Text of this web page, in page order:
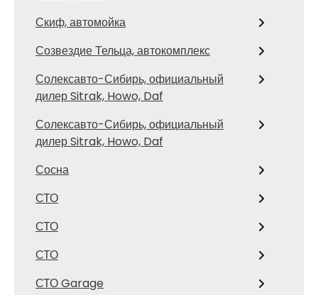
Скиф, автомойка
Созвездие Тельца, автокомплекс
Солексавто-Сибирь, официальный
дилер Sitrak, Howo, Daf
Солексавто-Сибирь, официальный
дилер Sitrak, Howo, Daf
Сосна
СТО
СТО
СТО
СТО Garage